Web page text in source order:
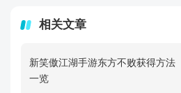
相关文章
新笑傲江湖手游东方不败获得方法
一览